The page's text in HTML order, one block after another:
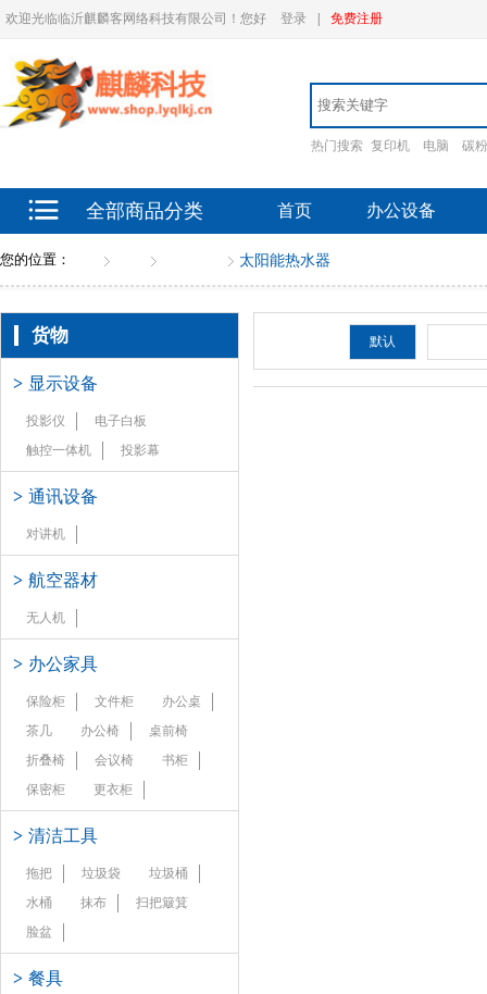
欢迎光临临沂麒麟客网络科技有限公司！您好 登录 免费注册
热门搜索 复印机 电脑 碳粉
全部商品分类 首页 办公设备
您的位置： 太阳能热水器
货物
> 显示设备
投影仪
电子白板
触控一体机
投影幕
> 通讯设备
对讲机
> 航空器材
无人机
> 办公家具
保险柜 文件柜
办公桌
茶几
办公椅
桌前椅
折叠椅
会议椅
书柜
保密柜
更衣柜
> 清洁工具
拖把 垃圾袋
垃圾桶
水桶
抹布
扫把簸箕
脸盆
> 餐具
默认